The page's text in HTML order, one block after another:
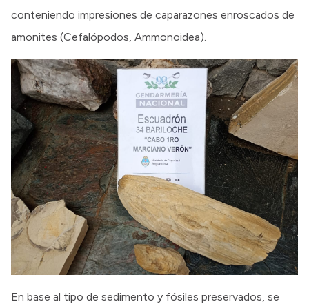
conteniendo impresiones de caparazones enroscados de
amonites (Cefalópodos, Ammonoidea).
En base al tipo de sedimento y fósiles preservados, se